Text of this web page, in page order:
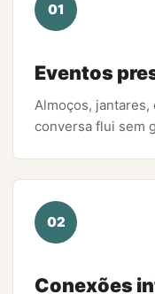
01
Eventos
Almoços,
conversa flui sem
02
Conexões